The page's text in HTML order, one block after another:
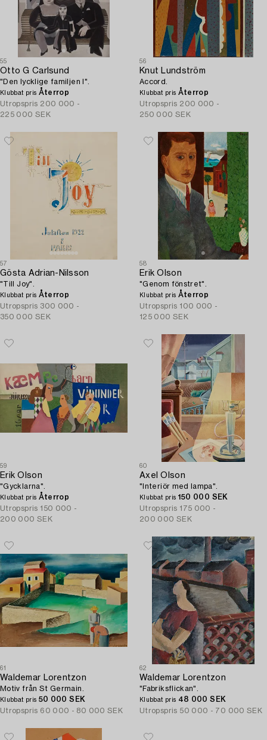
55
Otto G Carlsund
"Den lycklige familjen I".
Klubbat pris Återrop
Utropspris 200 000 -
225 000 SEK
56
Knut Lundström
Accord.
Klubbat pris Återrop
Utropspris 200 000 -
250 000 SEK
57
Gösta Adrian-Nilsson
"Till Joy".
Klubbat pris Återrop
Utropspris 300 000 -
350 000 SEK
58
Erik Olson
"Genom fönstret".
Klubbat pris Återrop
Utropspris 100 000 -
125 000 SEK
59
Erik Olson
"Gycklarna".
Klubbat pris Återrop
Utropspris 150 000 -
200 000 SEK
60
Axel Olson
"Interiör med lampa".
Klubbat pris 150 000 SEK
Utropspris 175 000 -
200 000 SEK
61
Waldemar Lorentzon
Motiv från St Germain.
Klubbat pris 50 000 SEK
Utropspris 60 000 - 80 000 SEK
62
Waldemar Lorentzon
"Fabriksflickan".
Klubbat pris 48 000 SEK
Utropspris 50 000 - 70 000 SEK